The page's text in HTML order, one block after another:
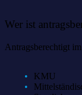
Wer ist
Antragsberechtigt
KMU